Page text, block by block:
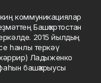
коммуникациялар
Башҡортостан
2015 йылдың
һанлы теркәү
Ладыженко
башҡарыусы